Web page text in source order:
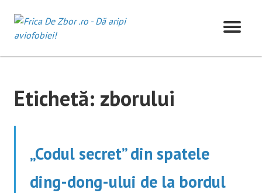
content
Etichetă: zborului
„Codul secret” din spatele
ding-dong-ului de la bordul